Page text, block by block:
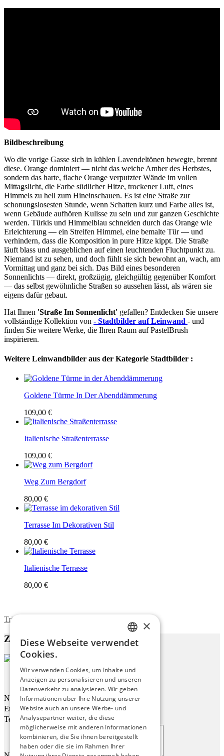
Bildbeschreibung
Wo die vorige Gasse sich in kühlen Lavendeltönen bewegte, brennt
diese. Orange dominiert — nicht das weiche Amber des Herbstes,
sondern das harte, flache Orange verputzter Wände im vollen
Mittagslicht, die Farbe südlicher Hitze, trockener Luft, eines
Himmels zu hell zum Hineinschauen. Es ist eine Straße zur
schonungslosesten Stunde, wenn Schatten kurz und Farbe alles ist,
wenn Gebäude aufhören Kulisse zu sein und zur ganzen Geschichte
werden. Türkis und Himmelblau schneiden durch das Orange wie
Erleichterung — ein Streifen Himmel, eine bemalte Tür — und
verhindern, dass die Komposition in pure Hitze kippt. Die Straße
läuft blass und ausgeblichen auf einen leuchtenden Fluchtpunkt zu.
Niemand ist zu sehen, und doch fühlt sie sich bewohnt an, wach, am
Vormittag und ganz bei sich. Das Bild eines besonderen
Sonnenlichts — direkt, großzügig, gleichgültig gegenüber Komfort
— das selbst gewöhnliche Straßen so aussehen lässt, als wären sie
eigens dafür gebaut.
Hat Ihnen 'Straße Im Sonnenlicht' gefallen? Entdecken Sie unsere
vollständige Kollektion von - Stadtbilder auf Leinwand - und
finden Sie weitere Werke, die Ihren Raum auf PastelBrush
inspirieren.
Weitere Leinwandbilder aus der Kategorie Stadtbilder :
Goldene Türme In Der Abenddämmerung
109,00 €
Italienische Straßenterrasse
109,00 €
Weg Zum Bergdorf
80,00 €
Terrasse Im Dekorativen Stil
80,00 €
Italienische Terrasse
80,00 €
Trimite formularul
Zu diesem Werk
Straße Im Sonnenlicht
Name
Email
Telefon
ENGLISH
GERMAN
FRENCH
×
Diese Webseite verwendet
Cookies.
Wir verwenden Cookies, um Inhalte und
Anzeigen zu personalisieren und unseren
Datenverkehr zu analysieren. Wir geben
Informationen über Ihre Nutzung unserer
Website auch an unsere Werbe- und
Analysepartner weiter, die diese
möglicherweise mit anderen Informationen
kombinieren, die Sie ihnen bereitgestellt
haben oder die sie im Rahmen Ihrer